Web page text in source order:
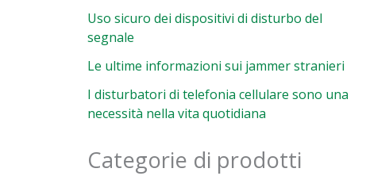
Uso sicuro dei dispositivi di disturbo del
segnale
Le ultime informazioni sui jammer stranieri
I disturbatori di telefonia cellulare sono una
necessità nella vita quotidiana
Categorie di prodotti